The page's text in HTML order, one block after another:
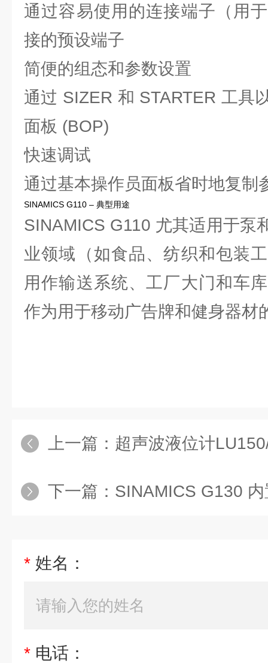
通过容易使用的连接端子（用
接的预设端子
简便的组态和参数设置
通过 SIZER 和 STARTER 工具
面板 (BOP)
快速调试
通过基本操作员面板省时地复制
SINAMICS G110 – 典型用途
SINAMICS G110 尤其适用于泵
业领域（如食品、纺织和包装
用作输送系统、工厂大门和车
作为用于移动广告牌和健身器材
上一篇： 超声波液位计
下一篇： SINAMICS G130
* 姓名：
* 电话：